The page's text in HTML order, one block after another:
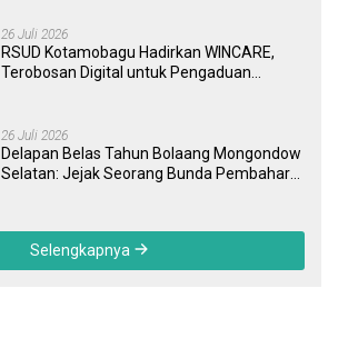
26 Juli 2026
RSUD Kotamobagu Hadirkan WINCARE,
Terobosan Digital untuk Pengaduan
26 Juli 2026
Delapan Belas Tahun Bolaang Mongondow
Selatan: Jejak Seorang Bunda Pembaharu
Selengkapnya